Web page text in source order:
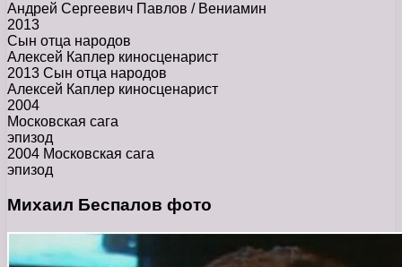
Андрей Сергеевич Павлов / Вениамин
2013
Сын отца народов
Алексей Каплер киносценарист
2013 Сын отца народов
Алексей Каплер киносценарист
2004
Московская сага
эпизод
2004 Московская сага
эпизод
Михаил Беспалов фото